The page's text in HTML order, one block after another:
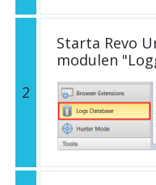
2
Starta Revo
modulen